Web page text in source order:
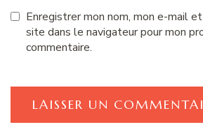
Enregistrer mon nom, mon e-mail
site dans le navigateur pour mon
commentaire.